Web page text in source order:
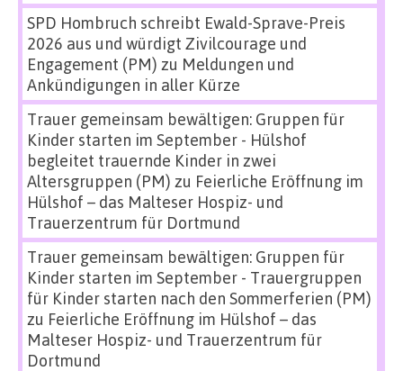
SPD Hombruch schreibt Ewald-Sprave-Preis
2026 aus und würdigt Zivilcourage und
Engagement (PM) zu Meldungen und
Ankündigungen in aller Kürze
Trauer gemeinsam bewältigen: Gruppen für
Kinder starten im September - Hülshof
begleitet trauernde Kinder in zwei
Altersgruppen (PM) zu Feierliche Eröffnung im
Hülshof – das Malteser Hospiz- und
Trauerzentrum für Dortmund
Trauer gemeinsam bewältigen: Gruppen für
Kinder starten im September - Trauergruppen
für Kinder starten nach den Sommerferien (PM)
zu Feierliche Eröffnung im Hülshof – das
Malteser Hospiz- und Trauerzentrum für
Dortmund